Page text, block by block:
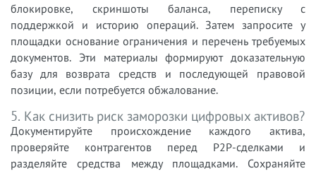
блокировке, скриншоты баланса, переписку с
поддержкой и историю операций. Затем запросите у
площадки основание ограничения и перечень требуемых
документов. Эти материалы формируют доказательную
базу для возврата средств и последующей правовой
позиции, если потребуется обжалование.
5. Как снизить риск заморозки цифровых активов?
Документируйте происхождение каждого актива,
проверяйте контрагентов перед P2P-сделками и
разделяйте средства между площадками. Сохраняйте